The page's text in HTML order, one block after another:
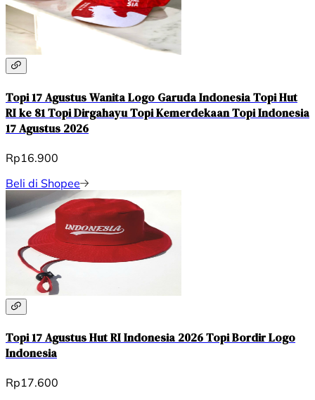
Topi 17 Agustus Wanita Logo Garuda Indonesia Topi Hut
RI ke 81 Topi Dirgahayu Topi Kemerdekaan Topi Indonesia
17 Agustus 2026
Rp16.900
Beli di Shopee
Topi 17 Agustus Hut RI Indonesia 2026 Topi Bordir Logo
Indonesia
Rp17.600